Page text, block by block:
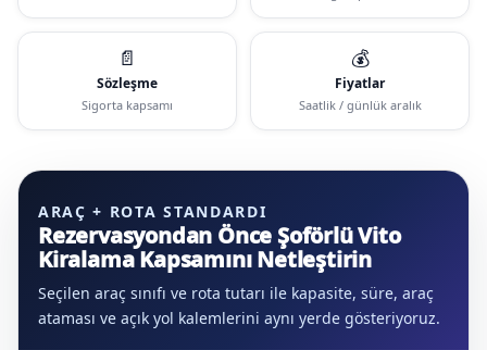
📄
Sözleşme
Sigorta kapsamı
💰
Fiyatlar
Saatlik / günlük aralık
ARAÇ + ROTA STANDARDI
Rezervasyondan Önce Şoförlü Vito
Kiralama Kapsamını Netleştirin
Seçilen araç sınıfı ve rota tutarı ile kapasite, süre, araç
ataması ve açık yol kalemlerini aynı yerde gösteriyoruz.